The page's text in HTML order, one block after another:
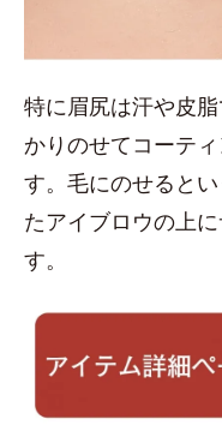
特に眉尻は汗や皮
かりのせてコーテ
す。毛にのせると
たアイブロウの上
す。